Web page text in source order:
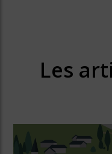
Les